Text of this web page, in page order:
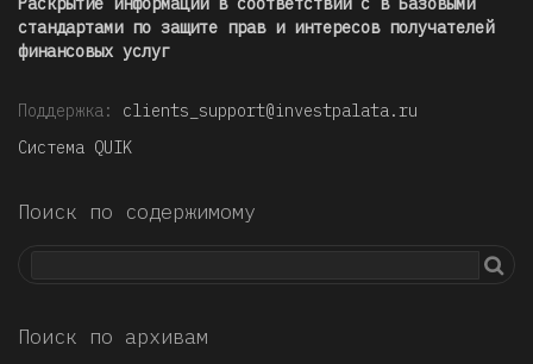
стандартами по защите прав и интересов получателей
финансовых услуг
Поддержка: clients_support@investpalata.ru
Система QUIK
Поиск по содержимому
Поиск по архивам